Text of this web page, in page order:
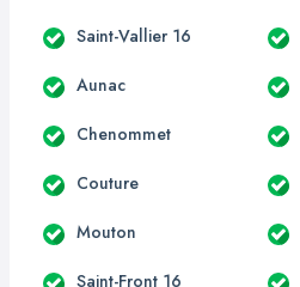
Saint-Vallier 16
Aunac
Chenommet
Couture
Mouton
Saint-Front 16